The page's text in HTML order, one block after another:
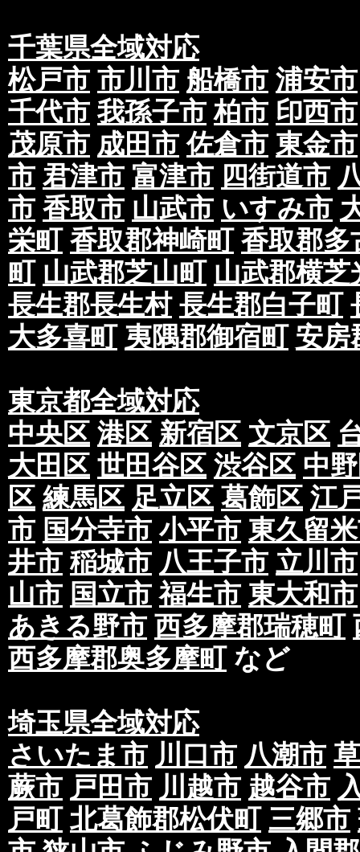
千葉県全域対応
松戸市 市川市 船橋市 浦安市
千代市 我孫子市 柏市 印西市
茂原市 成田市 佐倉市 東金市
市 君津市 富津市 四街道市
市 香取市 山武市 いすみ市
栄町 香取郡神崎町 香取郡多
町 山武郡芝山町 山武郡横芝
長生郡長生村 長生郡白子町
大多喜町 夷隅郡御宿町 安房
東京都全域対応
中央区 港区 新宿区 文京区
大田区 世田谷区 渋谷区 中
区 練馬区 足立区 葛飾区 江
市 国分寺市 小平市 東久留
井市 稲城市 八王子市 立川市
山市 国立市 福生市 東大和市
あきる野市 西多摩郡瑞穂町
西多摩郡奥多摩町など
埼玉県全域対応
さいたま市 川口市 八潮市
蕨市 戸田市 川越市 越谷市
戸町 北葛飾郡松伏町 三郷市